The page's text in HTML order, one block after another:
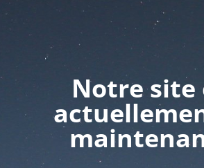
Notre site